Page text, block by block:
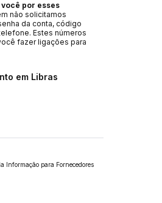
por esses
não solicitamos
da conta, código
Estes números
fazer ligações para
em Libras
Informação para Fornecedores